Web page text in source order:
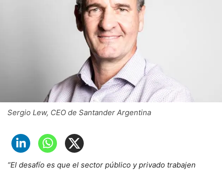
Sergio Lew, CEO de Santander Argentina
“El desafío es que el sector público y privado trabajen